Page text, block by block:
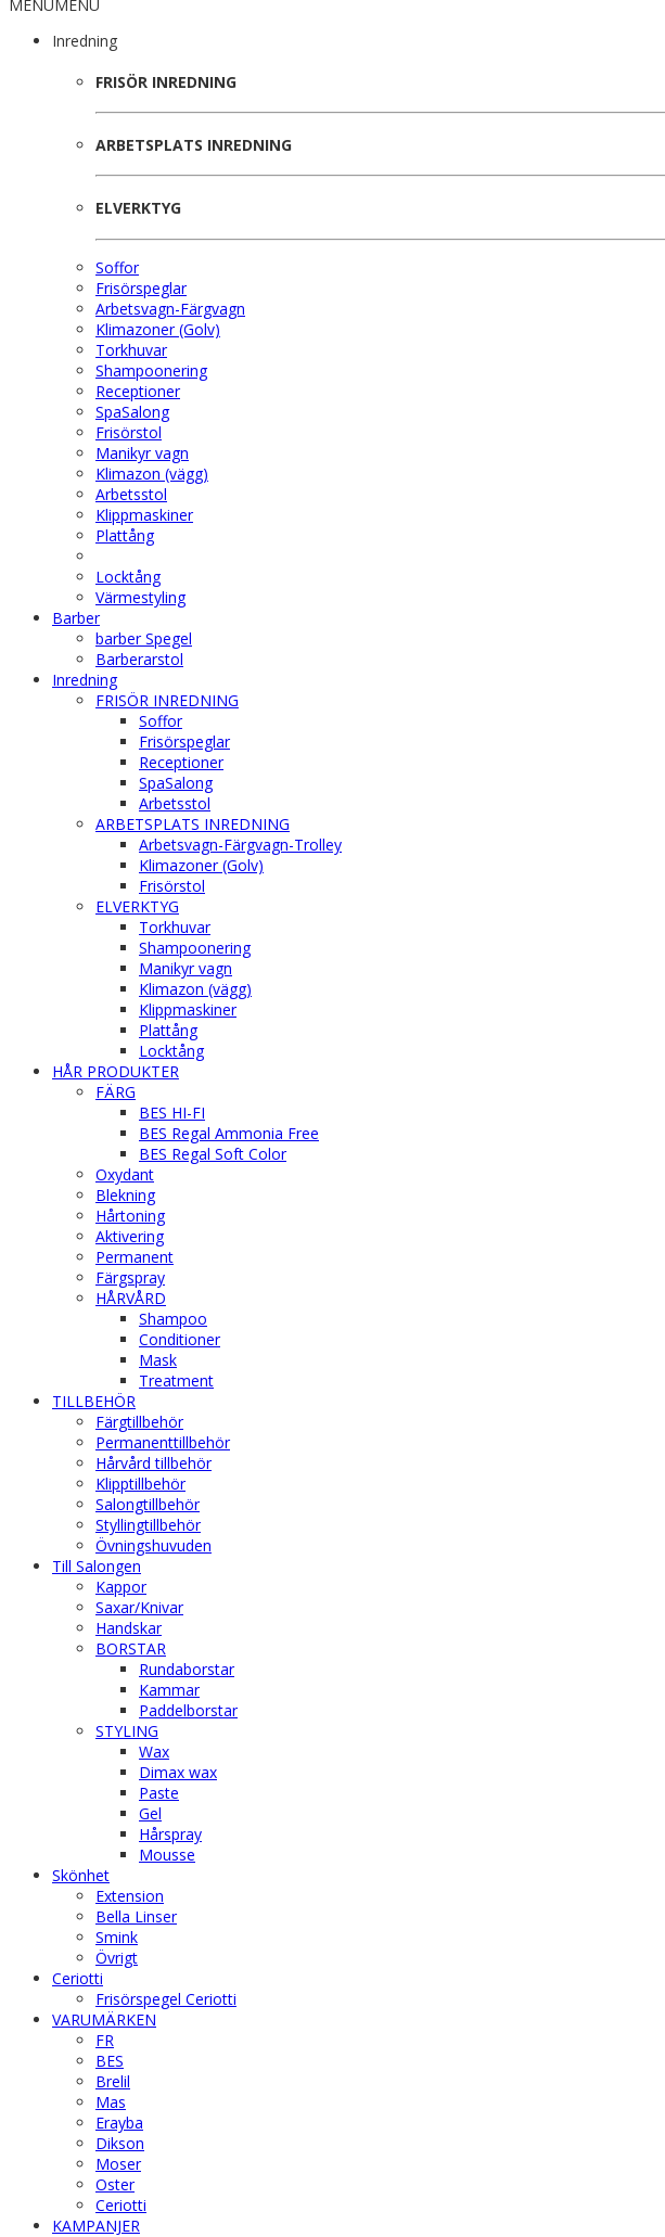
MENU MENU
Inredning
FRISÖR INREDNING
ARBETSPLATS INREDNING
ELVERKTYG
Soffor
Frisörspeglar
Arbetsvagn-Färgvagn
Klimazoner (Golv)
Torkhuvar
Shampoonering
Receptioner
SpaSalong
Frisörstol
Manikyr vagn
Klimazon (vägg)
Arbetsstol
Klippmaskiner
Plattång
Locktång
Värmestyling
Barber
barber Spegel
Barberarstol
Inredning
FRISÖR INREDNING
Soffor
Frisörspeglar
Receptioner
SpaSalong
Arbetsstol
ARBETSPLATS INREDNING
Arbetsvagn-Färgvagn-Trolley
Klimazoner (Golv)
Frisörstol
ELVERKTYG
Torkhuvar
Shampoonering
Manikyr vagn
Klimazon (vägg)
Klippmaskiner
Plattång
Locktång
HÅR PRODUKTER
FÄRG
BES HI-FI
BES Regal Ammonia Free
BES Regal Soft Color
Oxydant
Blekning
Hårtoning
Aktivering
Permanent
Färgspray
HÅRVÅRD
Shampoo
Conditioner
Mask
Treatment
TILLBEHÖR
Färgtillbehör
Permanenttillbehör
Hårvård tillbehör
Klipptillbehör
Salongtillbehör
Styllingtillbehör
Övningshuvuden
Till Salongen
Kappor
Saxar/Knivar
Handskar
BORSTAR
Rundaborstar
Kammar
Paddelborstar
STYLING
Wax
Dimax wax
Paste
Gel
Hårspray
Mousse
Skönhet
Extension
Bella Linser
Smink
Övrigt
Ceriotti
Frisörspegel Ceriotti
VARUMÄRKEN
FR
BES
Brelil
Mas
Erayba
Dikson
Moser
Oster
Ceriotti
KAMPANJER